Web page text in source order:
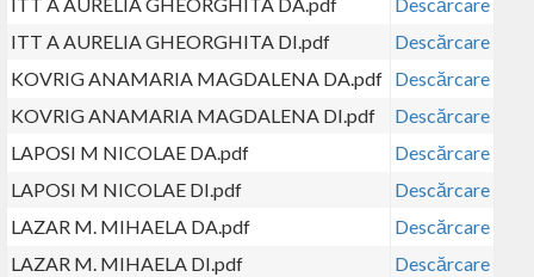
ITT A AURELIA GHEORGHITA DA.pdf
Descărcare
ITT A AURELIA GHEORGHITA DI.pdf
Descărcare
KOVRIG ANAMARIA MAGDALENA DA.pdf Descărcare
KOVRIG ANAMARIA MAGDALENA DI.pdf
Descărcare
LAPOSI M NICOLAE DA.pdf
Descărcare
LAPOSI M NICOLAE DI.pdf
Descărcare
LAZAR M. MIHAELA DA.pdf
Descărcare
LAZAR M. MIHAELA DI.pdf
Descărcare